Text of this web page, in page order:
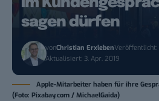
sagen dürfen
vonChristian ErxlebenVeröffentlicht:
Aktualisiert: 3. Apr. 2019
Apple-Mitarbeiter haben für ihre
(Foto: Pixabay.com / MichaelGaida)